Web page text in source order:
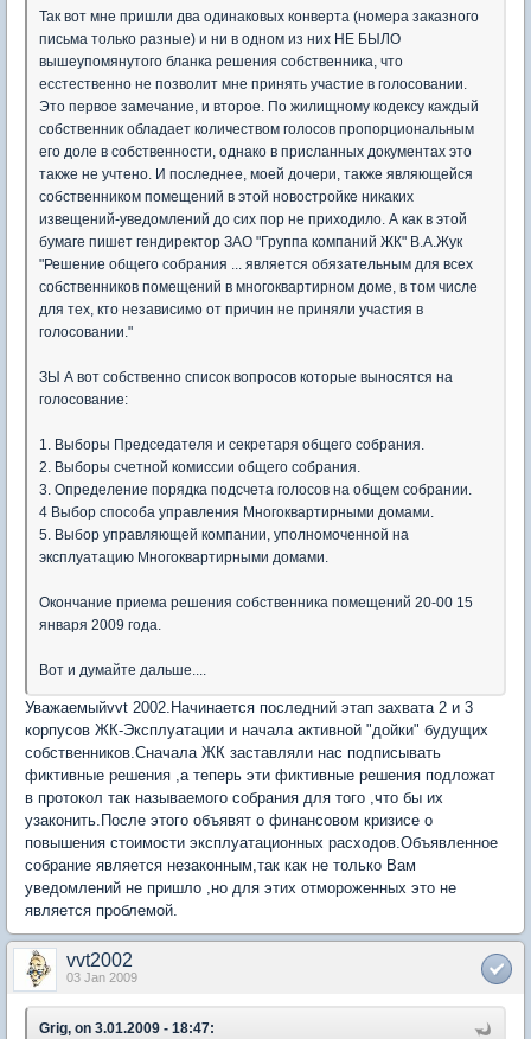
Так вот мне пришли два одинаковых конверта (номера заказного
письма только разные) и ни в одном из них НЕ БЫЛО
вышеупомянутого бланка решения собственника, что
есстественно не позволит мне принять участие в голосовании.
Это первое замечание, и второе. По жилищному кодексу каждый
собственник обладает количеством голосов пропорциональным
его доле в собственности, однако в присланных документах это
также не учтено. И последнее, моей дочери, также являющейся
собственником помещений в этой новостройке никаких
извещений-уведомлений до сих пор не приходило. А как в этой
бумаге пишет гендиректор ЗАО "Группа компаний ЖК" В.А.Жук
"Решение общего собрания ... является обязательным для всех
собственников помещений в многоквартирном доме, в том числе
для тех, кто независимо от причин не приняли участия в
голосовании."
ЗЫ А вот собственно список вопросов которые выносятся на
голосование:
1. Выборы Председателя и секретаря общего собрания.
2. Выборы счетной комиссии общего собрания.
3. Определение порядка подсчета голосов на общем собрании.
4 Выбор способа управления Многоквартирными домами.
5. Выбор управляющей компании, уполномоченной на
эксплуатацию Многоквартирными домами.
Окончание приема решения собственника помещений 20-00 15
января 2009 года.
Вот и думайте дальше....
Уважаемыйvvt 2002.Начинается последний этап захвата 2 и 3
корпусов ЖК-Эксплуатации и начала активной "дойки" будущих
собственников.Сначала ЖК заставляли нас подписывать
фиктивные решения ,а теперь эти фиктивные решения подложат
в протокол так называемого собрания для того ,что бы их
узаконить.После этого объявят о финансовом кризисе о
повышения стоимости эксплуатационных расходов.Объявленное
собрание является незаконным,так как не только Вам
уведомлений не пришло ,но для этих отмороженных это не
является проблемой.
vvt2002
03 Jan 2009
Grig, on 3.01.2009 - 18:47: